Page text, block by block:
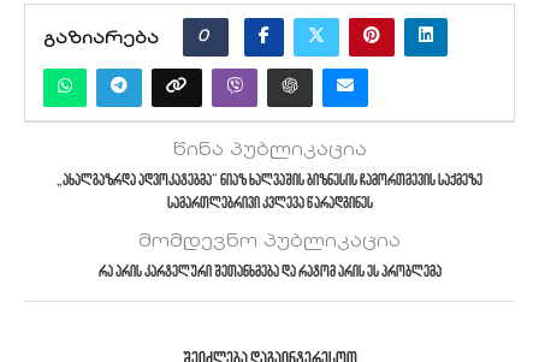
ᲒᲐᲖᲘᲐᲠᲔᲑᲐ 0
წინა პუბლიკაცია
„ახალგაზრდა ადვოკატებმა“ ნიაზ ხალვაშის ბიზნესის ჩამორთმევის საქმეზე
სამართლებრივი კვლევა წარადგინეს
მომდევნო პუბლიკაცია
რა არის კარტელური შეთანხმება და რატომ არის ეს პრობლემა